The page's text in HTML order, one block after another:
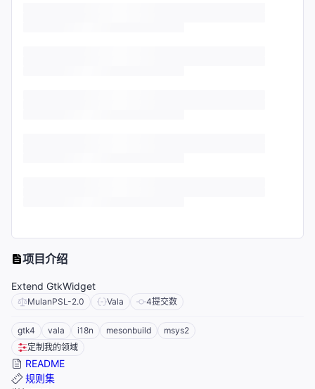
项目介绍
Extend GtkWidget
MulanPSL-2.0 Vala 4提交数
gtk4 vala i18n mesonbuild
msys2
定制我的领域
README
规则集